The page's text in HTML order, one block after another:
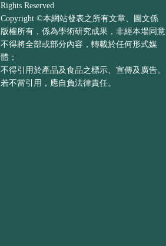
Rights Reserved
Copyright ©本網站發表之所有文章、圖文係
版權所有，係為學術研究成果，非經本場同意
不得將全部或部分內容，轉載於任何形式媒
體；
不得引用於產品及食品之標示、宣傳及廣告。
若不當引用，應自負法律責任。